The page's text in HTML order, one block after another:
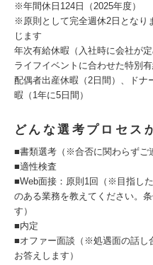
※年間休日124日（2025年度）
※原則として完全週休2日となり
じます
年次有給休暇（入社時に会社が定
ライフイベントに合わせた特別
配偶者出産休暇（2日間）、ドナ
暇（1年に5日間）
どんな選考プロセス
■書類選考（※合否に関わらずご
■適性検査
■Web面接：原則1回（※目指し
のある業務を教えてください。
す）
■内定
■オファー面談（※処遇面の話し
お答えします）